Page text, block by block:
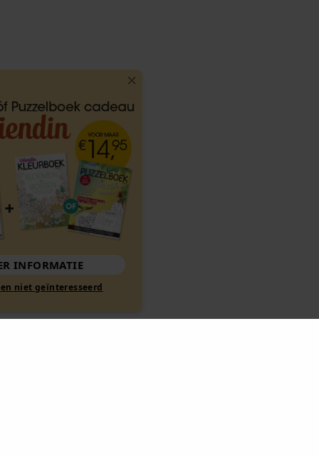
MEER INFORMATIE
Nee, ik ben niet geïnteresseerd